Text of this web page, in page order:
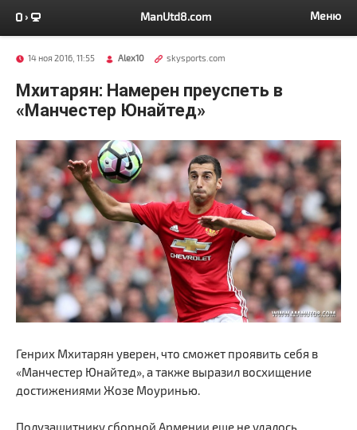
ManUtd8.com Меню
14 ноя 2016, 11:55 Alex10 skysports.com
Мхитарян: Намерен преуспеть в
«Манчестер Юнайтед»
Генрих Мхитарян уверен, что сможет проявить себя в
«Манчестер Юнайтед», а также выразил восхищение
достижениями Жозе Моуринью.
Полузащитнику сборной Армении еще не удалось